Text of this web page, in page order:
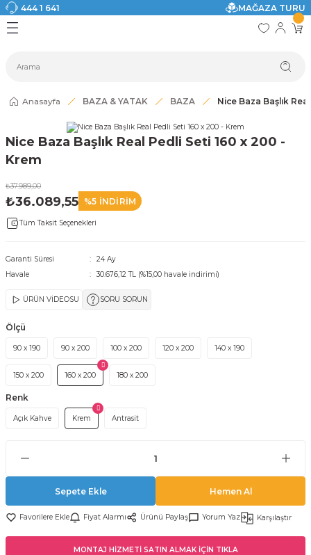
444 1 641
MAĞAZA TURU
Geri Dön
Modelleri
Geri Dön
Geri Dön
Geri Dön
Geri Dön
Geri Dön
Anasayfa BAZA & YATAK BAZA Nice Baza Başlık
Nice Baza Başlık Real Pedli Seti 160 x 200 -
Krem
₺37.989,00
₺36.089,55 %5 İNDİRİM
Tüm Taksit Seçenekleri
Garanti Süresi
24 Ay
Havale
30.676,12 TL (%15,00 havale indirimi)
ÜRÜN VİDEOSU SORU SORUN
Ölçü
90 x 190 90 x 200 100 x 200 120 x 200 140 x 190
150 x 200 160 x 200 180 x 200
Renk
Açık Kahve Krem Antrasit
Sepete Ekle Hemen Al
Fiyat Alarmı Ürünü Paylaş Yorum Yaz Karşılaştır
MONTAJ HİZMETİ SATIN ALMAK İÇİN TIKLA